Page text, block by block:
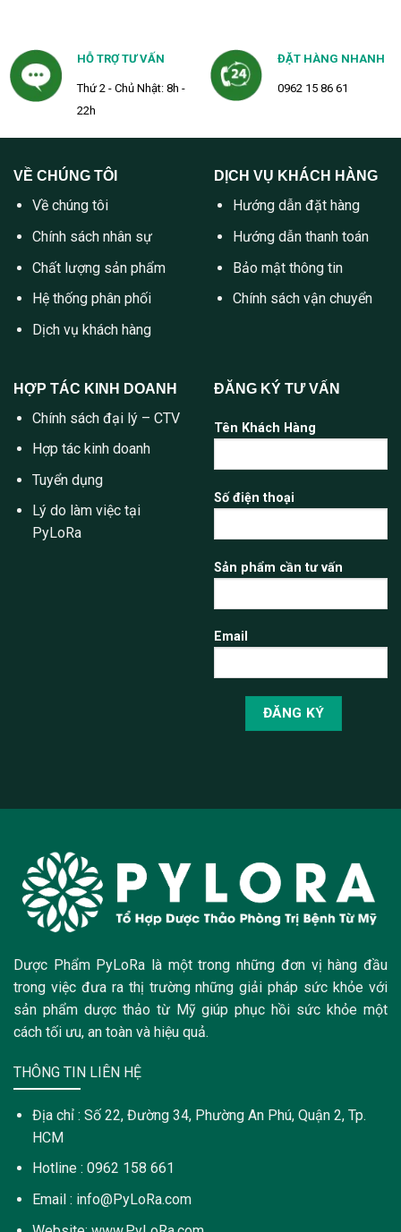
HỖ TRỢ TƯ VẤN
Thứ 2 - Chủ Nhật: 8h -
22h
ĐẶT HÀNG NHANH
0962 15 86 61
VỀ CHÚNG TÔI
Về chúng tôi
Chính sách nhân sự
Chất lượng sản phẩm
Hệ thống phân phối
Dịch vụ khách hàng
DỊCH VỤ KHÁCH HÀNG
Hướng dẫn đặt hàng
Hướng dẫn thanh toán
Bảo mật thông tin
Chính sách vận chuyển
HỢP TÁC KINH DOANH
Chính sách đại lý – CTV
Hợp tác kinh doanh
Tuyển dụng
Lý do làm việc tại
PyLoRa
ĐĂNG KÝ TƯ VẤN
Tên Khách Hàng
Số điện thoại
Sản phẩm cần tư vấn
Email
Dược Phẩm PyLoRa là một trong những đơn vị hàng đầu
trong việc đưa ra thị trường những giải pháp sức khỏe với
sản phẩm dược thảo từ Mỹ giúp phục hồi sức khỏe một
cách tối ưu, an toàn và hiệu quả.
THÔNG TIN LIÊN HỆ
Địa chỉ : Số 22, Đường 34, Phường An Phú, Quận 2, Tp.
HCM
Hotline : 0962 158 661
Email : info@PyLoRa.com